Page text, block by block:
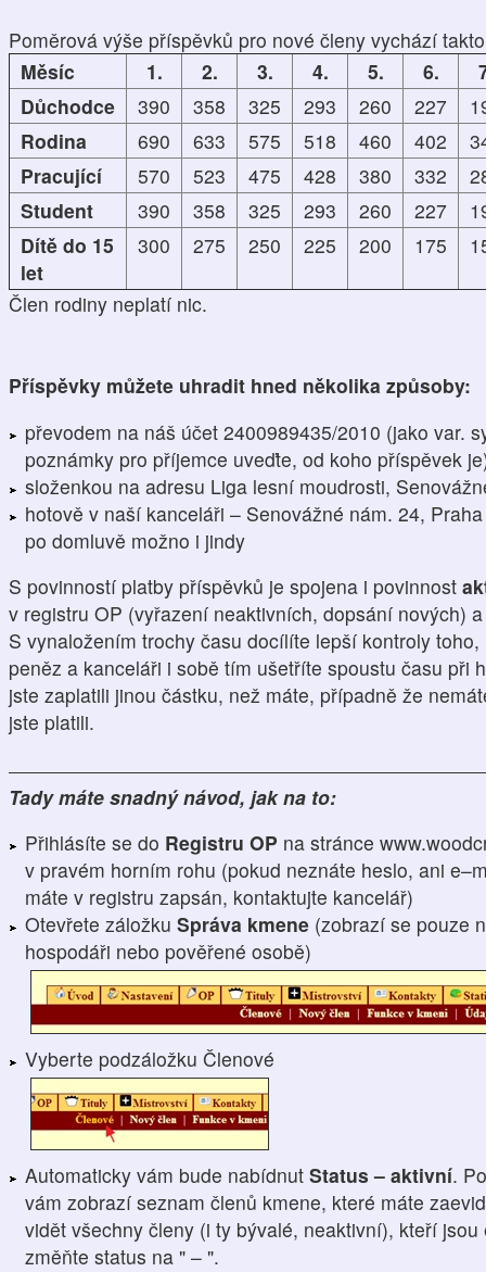
Poměrová výše příspěvků pro nové členy vychází
Měsíc
1. 2. 3. 4. 5. 6.
Důchodce
390 358 325 293 260 227
Rodina
690 633 575 518 460 402
Pracující
570 523 475 428 380 332
Student
390 358 325 293 260 227
Dítě do 15
let
300 275 250 225 200 175
Člen rodiny neplatí nic.
Příspěvky můžete uhradit hned několika způsoby:
převodem na náš účet 2400989435/2010 (jako var.
poznámky pro příjemce uveďte, od koho příspěvek
složenkou na adresu Liga lesní moudrosti,
hotově v naší kanceláři – Senovážné nám. 24,
po domluvě možno i jindy
S povinností platby příspěvků je spojena i povinnost
v registru OP (vyřazení neaktivních, dopsání nových)
S vynaložením trochy času docílíte lepší kontroly
peněz a kanceláři i sobě tím ušetříte spoustu času při
jste zaplatili jinou částku, než máte, případně že
jste platili.
Tady máte snadný návod, jak na to:
Přihlásíte se do Registru OP na stránce
v pravém horním rohu (pokud neznáte heslo, ani
máte v registru zapsán, kontaktujte kancelář)
Otevřete záložku Správa kmene (zobrazí se pouze
hospodáři nebo pověřené osobě)
Vyberte podzáložku Členové
Automaticky vám bude nabídnut Status – aktivní.
vám zobrazí seznam členů kmene, které máte
vidět všechny členy (i ty bývalé, neaktivní), kteří
změňte status na " – ".